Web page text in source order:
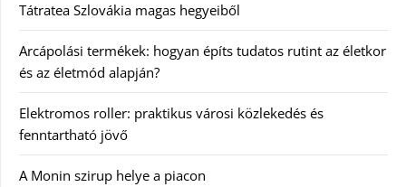
Tátratea Szlovákia magas hegyeiből
Arcápolási termékek: hogyan építs tudatos rutint az életkor
és az életmód alapján?
Elektromos roller: praktikus városi közlekedés és
fenntartható jövő
A Monin szirup helye a piacon